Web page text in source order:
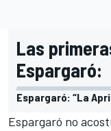
Las
Espargaró:
Espargaró: “La
Espargaró no